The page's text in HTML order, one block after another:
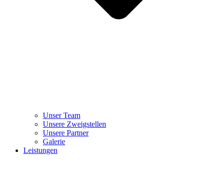
Unser Team
Unsere Zweigstellen
Unsere Partner
Galerie
Leistungen